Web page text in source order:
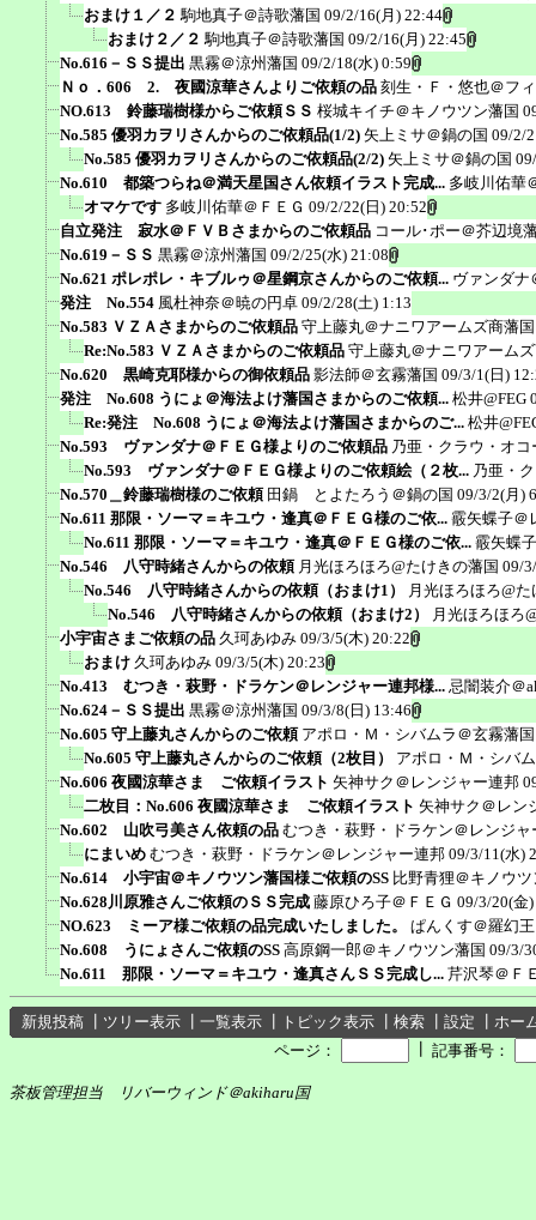
おまけ１／２ 駒地真子＠詩歌藩国 09/2/16(月) 22:44
おまけ２／２ 駒地真子＠詩歌藩国 09/2/16(月) 22:45
No.616－ＳＳ提出 黒霧＠涼州藩国 09/2/18(水) 0:59
Ｎｏ．606 2. 夜國涼華さんよりご依頼の品 刻生・Ｆ・悠也＠フ
NO.613 鈴藤瑞樹様からご依頼ＳＳ 桜城キイチ＠キノウツン藩国
No.585 優羽カヲリさんからのご依頼品(1/2) 矢上ミサ＠鍋の国 09/2/
No.585 優羽カヲリさんからのご依頼品(2/2) 矢上ミサ＠鍋の国
No.610 都築つらね＠満天星国さん依頼イラスト完成... 多岐川佑華
オマケです 多岐川佑華＠ＦＥＧ 09/2/22(日) 20:52
自立発注 寂水＠ＦＶＢさまからのご依頼品 コール･ポー＠芥辺境
No.619－ＳＳ 黒霧＠涼州藩国 09/2/25(水) 21:08
No.621 ポレポレ・キブルゥ＠星鋼京さんからのご依頼... ヴァンダナ
発注 No.554 風杜神奈＠暁の円卓 09/2/28(土) 1:13
No.583 ＶＺＡさまからのご依頼品 守上藤丸＠ナニワアームズ商藩国
Re:No.583 ＶＺＡさまからのご依頼品 守上藤丸＠ナニワアーム
No.620 黒崎克耶様からの御依頼品 影法師＠玄霧藩国 09/3/1(日)
発注 No.608 うにょ＠海法よけ藩国さまからのご依頼... 松井@FEG
Re:発注 No.608 うにょ＠海法よけ藩国さまからのご... 松井
No.593 ヴァンダナ＠ＦＥＧ様よりのご依頼品 乃亜・クラウ・オ
No.593 ヴァンダナ＠ＦＥＧ様よりのご依頼絵（２枚... 乃亜・
No.570＿鈴藤瑞樹様のご依頼 田鍋 とよたろう＠鍋の国 09/3/2(月)
No.611 那限・ソーマ＝キユウ・逢真＠ＦＥＧ様のご依... 霰矢蝶子＠
No.611 那限・ソーマ＝キユウ・逢真＠ＦＥＧ様のご依... 霰矢蝶
No.546 八守時緒さんからの依頼 月光ほろほろ@たけきの藩国 09/
No.546 八守時緒さんからの依頼（おまけ1）
月光ほろほろ@
No.546 八守時緒さんからの依頼（おまけ2）
月光ほろほろ
小宇宙さまご依頼の品 久珂あゆみ 09/3/5(木) 20:22
おまけ 久珂あゆみ 09/3/5(木) 20:23
No.413 むつき・萩野・ドラケン＠レンジャー連邦様... 忌闇装介＠
No.624－ＳＳ提出 黒霧＠涼州藩国 09/3/8(日) 13:46
No.605 守上藤丸さんからのご依頼 アポロ・Ｍ・シバムラ＠玄霧藩国
No.605 守上藤丸さんからのご依頼（2枚目）
アポロ・Ｍ・シバ
No.606 夜國涼華さま ご依頼イラスト 矢神サク＠レンジャー連邦
二枚目：No.606 夜國涼華さま ご依頼イラスト 矢神サク＠レン
No.602 山吹弓美さん依頼の品 むつき・萩野・ドラケン＠レンジャ
にまいめ むつき・萩野・ドラケン＠レンジャー連邦 09/3/11(水)
No.614 小宇宙＠キノウツン藩国様ご依頼のSS 比野青狸＠キノウ
No.628川原雅さんご依頼のＳＳ完成 藤原ひろ子＠ＦＥＧ 09/3/20(金
NO.623 ミーア様ご依頼の品完成いたしました。
ぱんくす＠羅幻
No.608 うにょさんご依頼のSS 高原鋼一郎＠キノウツン藩国 09/3/
No.611 那限・ソーマ＝キユウ・逢真さんＳＳ完成し... 芹沢琴＠Ｆ
新規投稿 ツリー表示 一覧表示 トピック表示 検索 設定
ホー
ページ：
記事番号：
茶板管理担当 リバーウィンド＠akiharu国